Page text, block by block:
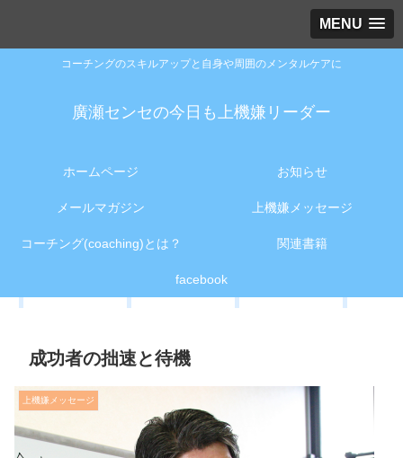
MENU
コーチングのスキルアップと自身や周囲のメンタルケアに
廣瀬センセの今日も上機嫌リーダー
ホームページ お知らせ
メールマガジン 上機嫌メッセージ
コーチング(coaching)とは？ 関連書籍
facebook
成功者の拙速と待機
上機嫌メッセージ